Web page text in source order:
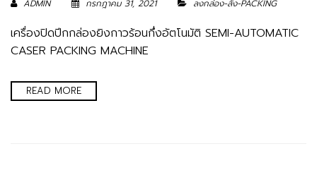
ADMIN กรกฎาคม 31, 2021 ลงกล่อง-ลัง-PACKING
เครื่องปิดปีกกล่องยิงกาวร้อนกึ่งอัตโนมัติ SEMI-AUTOMATIC
CASER PACKING MACHINE
READ MORE